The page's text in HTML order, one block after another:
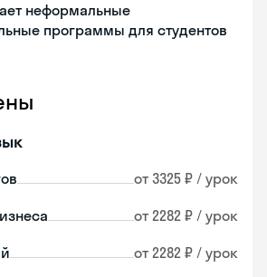
неформальные
программы для студентов
от 3325 ₽ / урок
от 2282 ₽ / урок
от 2282 ₽ / урок